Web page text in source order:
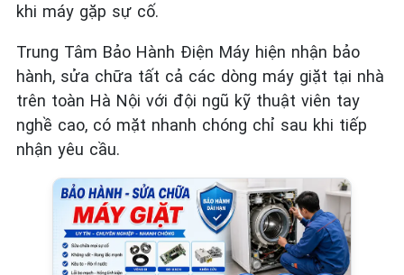
khi máy gặp sự cố.
Trung Tâm Bảo Hành Điện Máy hiện nhận bảo
hành, sửa chữa tất cả các dòng máy giặt tại nhà
trên toàn Hà Nội với đội ngũ kỹ thuật viên tay
nghề cao, có mặt nhanh chóng chỉ sau khi tiếp
nhận yêu cầu.